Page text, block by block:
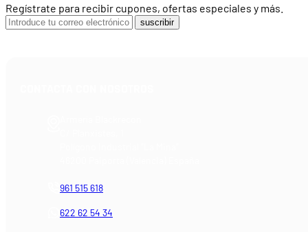
Regístrate para recibir cupones, ofertas especiales y más.
suscribir
961 515 618
622 62 54 34